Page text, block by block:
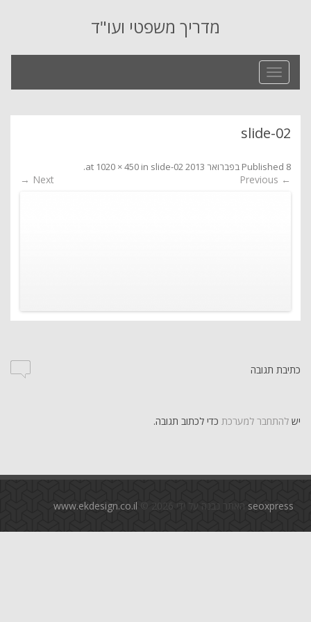
מדריך משפטי ועו"ד
Toggle
navigation
slide-02
Published 8 בפברואר 2013 1020 × 450 in slide-02
.
← Previous
Next →
כתיבת תגובה
יש להתחבר למערכת כדי לכתוב תגובה.
seoxpress האתר נבנה על ידי www.ekdesign.co.il © 2026